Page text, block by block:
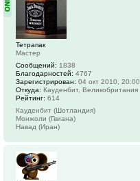
Тетрапак
Мастер
Сообщений: 1838
Благодарностей: 4767
Зарегистрирован: 04 окт 2010, 20:00
Откуда: Кауденбит, Великобритания
Рейтинг: 614
Кауденбит (Шотландия)
Монжоли (Гвиана)
Навад (Иран)